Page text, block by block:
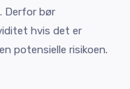
Derfor bør
hvis det er
potensielle risikoen.